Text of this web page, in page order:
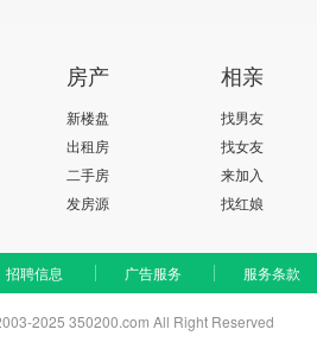
房产
新楼盘
出租房
二手房
发房源
相亲
找男友
找女友
来加入
找红娘
招聘信息 广告服务 服务条款
2025 350200.com All Right Reserved